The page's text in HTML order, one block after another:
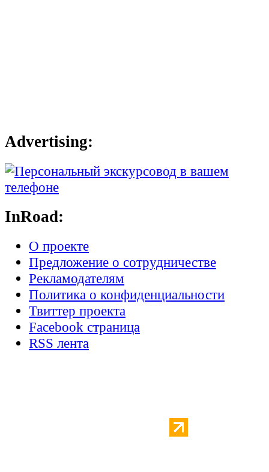
Advertising:
InRoad:
О проекте
Предложение о сотрудничестве
Рекламодателям
Политика о конфиденциальности
Твиттер проекта
Facebook страница
RSS лента